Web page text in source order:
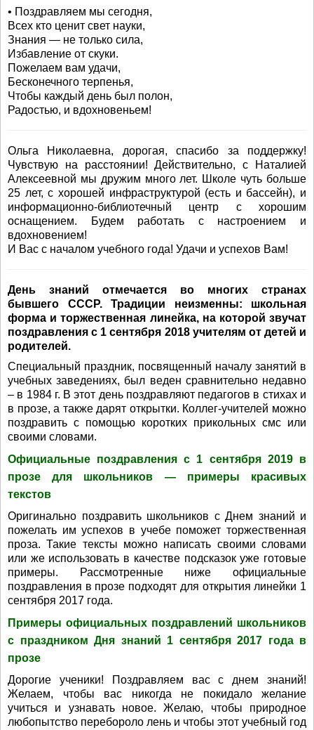
• Поздравляем мы сегодня,
Всех кто ценит свет науки,
Знания — не только сила,
Избавление от скуки.
Пожелаем вам удачи,
Бесконечного терпенья,
Чтобы каждый день был полон,
Радостью, и вдохновеньем!
Ольга Николаевна, дорогая, спасибо за поддержку!
Чувствую на расстоянии! Действительно, с Наталией
Алексеевной мы дружим много лет. Школе чуть больше
25 лет, с хорошей инфраструктурой (есть и бассейн), и
информационно-библиотечный центр с хорошим
оснащением. Будем работать с настроением и
вдохновением!
И Вас с началом учебного года! Удачи и успехов Вам!
День знаний отмечается во многих странах
бывшего СССР. Традиции неизменны: школьная
форма и торжественная линейка, на которой звучат
поздравления с 1 сентября 2018 учителям от детей и
родителей.
Специальный праздник, посвященный началу занятий в
учебных заведениях, был веден сравнительно недавно
– в 1984 г. В этот день поздравляют педагогов в стихах и
в прозе, а также дарят открытки. Коллег-учителей можно
поздравить с помощью коротких прикольных смс или
своими словами.
Официальные поздравления с 1 сентября 2019 в
прозе для школьников — примеры красивых
текстов
Оригинально поздравить школьников с Днем знаний и
пожелать им успехов в учебе поможет торжественная
проза. Такие тексты можно написать своими словами
или же использовать в качестве подсказок уже готовые
примеры. Рассмотренные ниже официальные
поздравления в прозе подходят для открытия линейки 1
сентября 2017 года.
Примеры официальных поздравлений школьников
с праздником Дня знаний 1 сентября 2017 года в
прозе
Дорогие ученики! Поздравляем вас с днем знаний!
Желаем, чтобы вас никогда не покидало желание
учиться и узнавать новое. Желаю, чтобы природное
любопытство перебороло лень и чтобы этот учебный год